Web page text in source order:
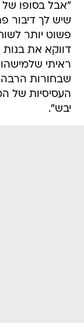
"אבל בסופו של
שיש לך דיבור
פשוט יותר
דווקא את
ראיתי
שבחורות הרבה
העסיסיות של
יבש".